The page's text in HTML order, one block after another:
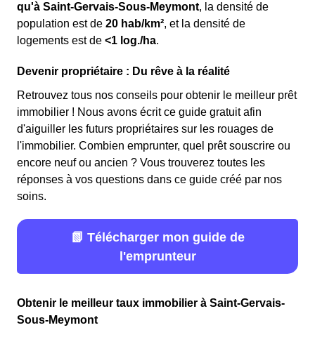
qu'à Saint-Gervais-Sous-Meymont, la densité de
population est de 20 hab/km², et la densité de
logements est de <1 log./ha.
Devenir propriétaire : Du rêve à la réalité
Retrouvez tous nos conseils pour obtenir le meilleur prêt
immobilier ! Nous avons écrit ce guide gratuit afin
d'aiguiller les futurs propriétaires sur les rouages de
l'immobilier. Combien emprunter, quel prêt souscrire ou
encore neuf ou ancien ? Vous trouverez toutes les
réponses à vos questions dans ce guide créé par nos
soins.
📗 Télécharger mon guide de
l'emprunteur
Obtenir le meilleur taux immobilier à Saint-Gervais-
Sous-Meymont